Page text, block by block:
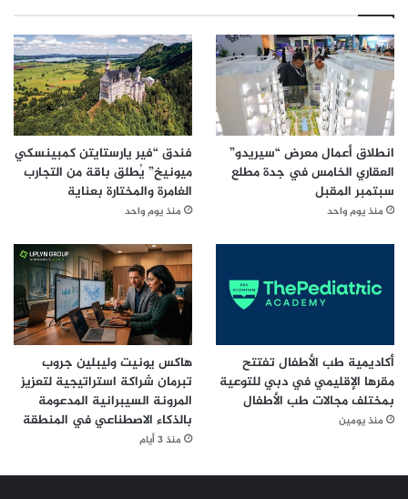
5,000 موظف.
انطلاق أعمال معرض “سيريدو”
العقاري الخامس في جدة مطلع
سبتمبر المقبل
منذ يوم واحد
فندق “فير يارستايتن كمبينسكي
ميونيخ” يُطلق باقة من التجارب
الغامرة والمختارة بعناية
منذ يوم واحد
أكاديمية طب الأطفال تفتتح
مقرها الإقليمي في دبي للتوعية
بمختلف مجالات طب الأطفال
منذ يومين
هاكس يونيت وليبلين جروب
تبرمان شراكة استراتيجية لتعزيز
المرونة السيبرانية المدعومة
بالذكاء الاصطناعي في المنطقة
منذ 3 أيام